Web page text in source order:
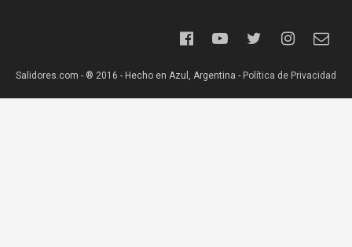
Salidores.com - ® 2016 - Hecho en Azul, Argentina - Política de Privacidad